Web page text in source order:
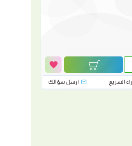
السريع ارسل سؤالك